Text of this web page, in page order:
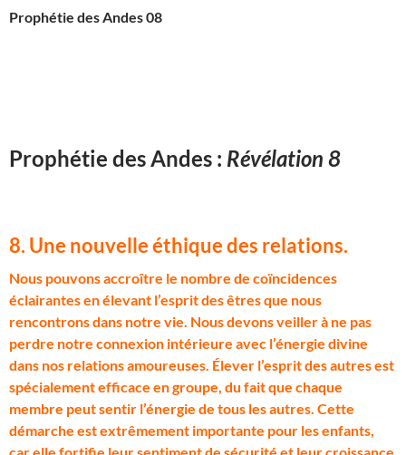
Prophétie des Andes 08
Prophétie des Andes : Révélation 8
8. Une nouvelle éthique des relations.
Nous pouvons accroître le nombre de coïncidences
éclairantes en élevant l’esprit des êtres que nous
rencontrons dans notre vie. Nous devons veiller à ne pas
perdre notre connexion intérieure avec l’énergie divine
dans nos relations amoureuses. Élever l’esprit des autres est
spécialement efficace en groupe, du fait que chaque
membre peut sentir l’énergie de tous les autres. Cette
démarche est extrêmement importante pour les enfants,
car elle fortifie leur sentiment de sécurité et leur croissance